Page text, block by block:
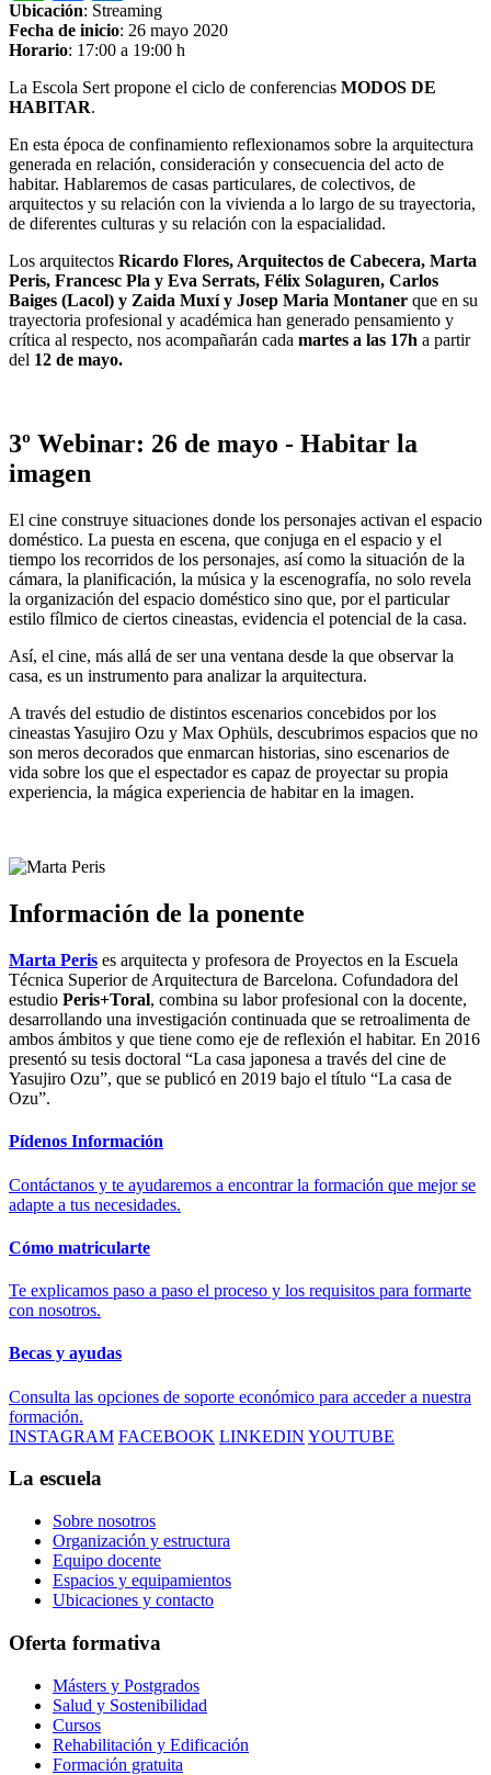
Ubicación: Streaming
Fecha de inicio: 26 mayo 2020
Horario: 17:00 a 19:00 h
La Escola Sert propone el ciclo de conferencias MODOS DE
HABITAR.
En esta época de confinamiento reflexionamos sobre la arquitectura
generada en relación, consideración y consecuencia del acto de
habitar. Hablaremos de casas particulares, de colectivos, de
arquitectos y su relación con la vivienda a lo largo de su trayectoria,
de diferentes culturas y su relación con la espacialidad.
Los arquitectos Ricardo Flores, Arquitectos de Cabecera, Marta
Peris, Francesc Pla y Eva Serrats, Félix Solaguren, Carlos
Baiges (Lacol) y Zaida Muxí y Josep Maria Montaner que en su
trayectoria profesional y académica han generado pensamiento y
crítica al respecto, nos acompañarán cada martes a las 17h a partir
del 12 de mayo.
3º Webinar: 26 de mayo - Habitar la
imagen
El cine construye situaciones donde los personajes activan el espacio
doméstico. La puesta en escena, que conjuga en el espacio y el
tiempo los recorridos de los personajes, así como la situación de la
cámara, la planificación, la música y la escenografía, no solo revela
la organización del espacio doméstico sino que, por el particular
estilo fílmico de ciertos cineastas, evidencia el potencial de la casa.
Así, el cine, más allá de ser una ventana desde la que observar la
casa, es un instrumento para analizar la arquitectura.
A través del estudio de distintos escenarios concebidos por los
cineastas Yasujiro Ozu y Max Ophüls, descubrimos espacios que no
son meros decorados que enmarcan historias, sino escenarios de
vida sobre los que el espectador es capaz de proyectar su propia
experiencia, la mágica experiencia de habitar en la imagen.
Información de la ponente
Marta Peris es arquitecta y profesora de Proyectos en la Escuela
Técnica Superior de Arquitectura de Barcelona. Cofundadora del
estudio Peris+Toral, combina su labor profesional con la docente,
desarrollando una investigación continuada que se retroalimenta de
ambos ámbitos y que tiene como eje de reflexión el habitar. En 2016
presentó su tesis doctoral “La casa japonesa a través del cine de
Yasujiro Ozu”, que se publicó en 2019 bajo el título “La casa de
Ozu”.
Pídenos Información
Contáctanos y te ayudaremos a encontrar la formación que mejor se
adapte a tus necesidades.
Cómo matricularte
Te explicamos paso a paso el proceso y los requisitos para formarte
con nosotros.
Becas y ayudas
Consulta las opciones de soporte económico para acceder a nuestra
formación.
INSTAGRAM FACEBOOK LINKEDIN YOUTUBE
La escuela
Sobre nosotros
Organización y estructura
Equipo docente
Espacios y equipamientos
Ubicaciones y contacto
Oferta formativa
Másters y Postgrados
Salud y Sostenibilidad
Cursos
Rehabilitación y Edificación
Formación gratuita